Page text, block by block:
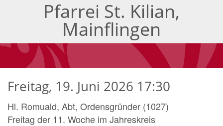
Pfarrei St. Kilian,
Mainflingen
Freitag, 19. Juni 2026 17:30
Hl. Romuald, Abt, Ordensgründer (1027)
Freitag der 11. Woche im Jahreskreis